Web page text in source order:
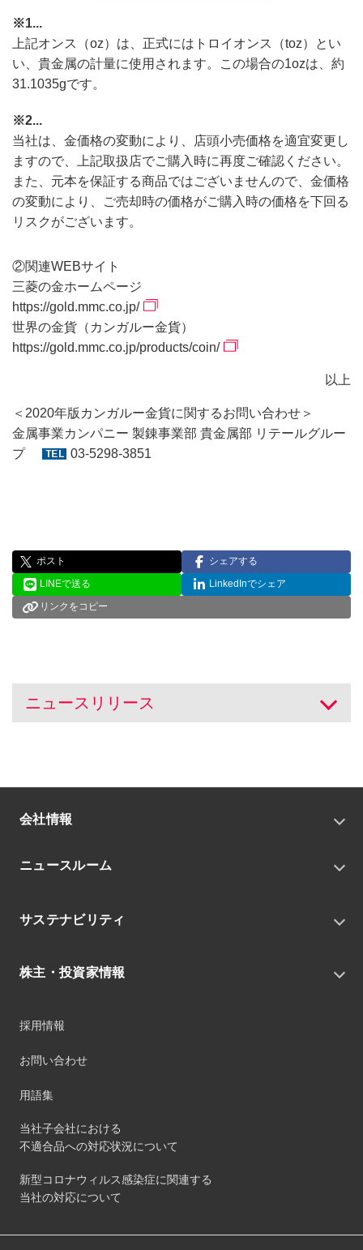
※1...
上記オンス（oz）は、正式にはトロイオンス（toz）とい
い、貴金属の計量に使用されます。この場合の1ozは、約
31.1035gです。
※2...
当社は、金価格の変動により、店頭小売価格を適宜変更し
ますので、上記取扱店でご購入時に再度ご確認ください。
また、元本を保証する商品ではございませんので、金価格
の変動により、ご売却時の価格がご購入時の価格を下回る
リスクがございます。
②関連WEBサイト
三菱の金ホームページ
https://gold.mmc.co.jp/
世界の金貨（カンガルー金貨）
https://gold.mmc.co.jp/products/coin/
以上
＜2020年版カンガルー金貨に関するお問い合わせ＞
金属事業カンパニー 製錬事業部 貴金属部 リテールグルー
プ
03-5298-3851
ポスト
シェアする
LINEで送る
LinkedInでシェア
リンクをコピー
ニュースリリース 開く
会社情報
会社概要
中期経営戦略
役員
事業
ニュースルーム
トピックス
IRニュース
サステナビリティ
環境
ガバナンス
マテリアリティ
サステナビリティデータ
第三者保証
社外団体への加盟
社外からの評価
ダイバーシティ・エクイティ&インクルージョン
株主・投資家情報
財務ハイライト
IRカレンダー
個人投資家のみなさまへ
採用情報
お問い合わせ
用語集
当社子会社における
不適合品への対応状況について
新型コロナウィルス感染症に関連する
当社の対応について